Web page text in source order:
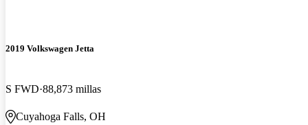
2019 Volkswagen Jetta
S FWD 88,873 millas
Cuyahoga Falls, OH